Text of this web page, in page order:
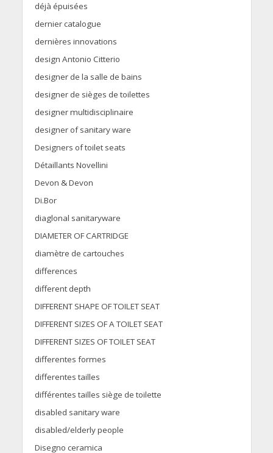
déjà épuisées
dernier catalogue
dernières innovations
design Antonio Citterio
designer de la salle de bains
designer de sièges de toilettes
designer multidisciplinaire
designer of sanitary ware
Designers of toilet seats
Détaillants Novellini
Devon & Devon
Di.Bor
diaglonal sanitaryware
DIAMETER OF CARTRIDGE
diamètre de cartouches
differences
different depth
DIFFERENT SHAPE OF TOILET SEAT
DIFFERENT SIZES OF A TOILET SEAT
DIFFERENT SIZES OF TOILET SEAT
differentes formes
differentes tailles
différentes tailles siège de toilette
disabled sanitary ware
disabled/elderly people
Disegno ceramica